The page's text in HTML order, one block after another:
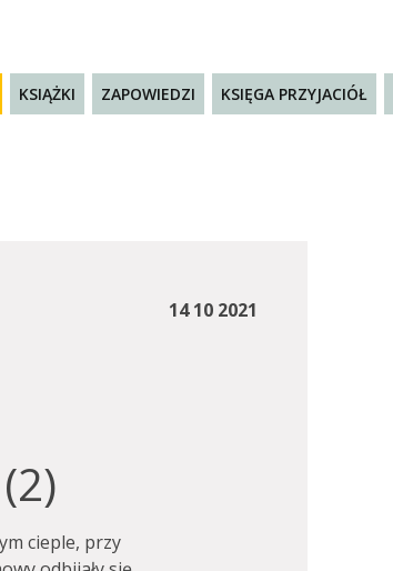
KSIĄŻKI ZAPOWIEDZI KSIĘGA PRZYJACIÓŁ
14 10 2021
cieple, przy